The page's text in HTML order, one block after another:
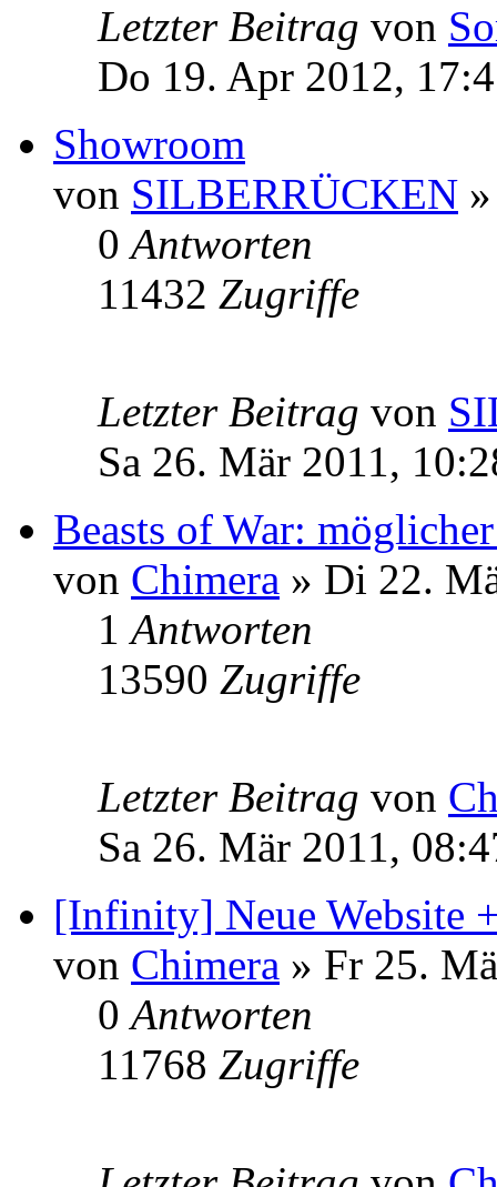
Letzter Beitrag von
Do 19. Apr 2012,
Showroom
von SILBERRÜCKEN
0Antworten
11432 Zugriffe
Letzter Beitrag von
Sa 26. Mär 2011,
Beasts of War:
von Chimera » Di 22.
1Antworten
13590 Zugriffe
Letzter Beitrag von
Sa 26. Mär 2011,
[Infinity] Neue Website
von Chimera » Fr 25.
0Antworten
11768 Zugriffe